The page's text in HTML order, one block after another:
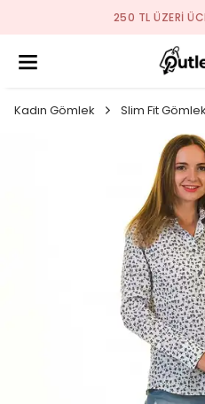
250 TL ÜZERI ÜCRETSIZ
Kadın Gömlek Slim Fit Gömlek